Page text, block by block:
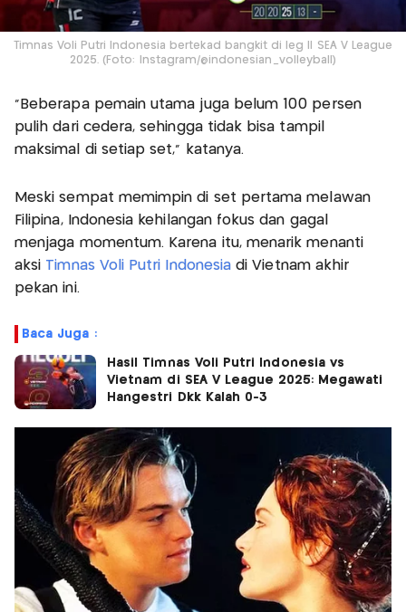
Timnas Voli Putri Indonesia bertekad bangkit di leg II SEA V League
2025. (Foto: Instagram/@indonesian_volleyball)
“Beberapa pemain utama juga belum 100 persen
pulih dari cedera, sehingga tidak bisa tampil
maksimal di setiap set,” katanya.
Meski sempat memimpin di set pertama melawan
Filipina, Indonesia kehilangan fokus dan gagal
menjaga momentum. Karena itu, menarik menanti
aksi Timnas Voli Putri Indonesiadi Vietnam akhir
pekan ini.
Baca Juga :
Hasil Timnas Voli Putri Indonesia vs
Vietnam di SEA V League 2025: Megawati
Hangestri Dkk Kalah 0-3